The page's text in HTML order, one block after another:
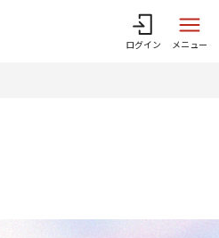
ログイン メニュー